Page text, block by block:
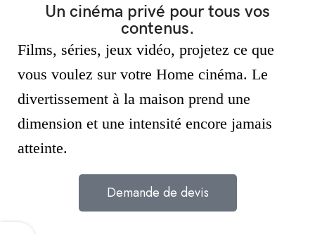
Un cinéma privé pour tous vos
contenus.
Films, séries, jeux vidéo, projetez ce que
vous voulez sur votre Home cinéma. Le
divertissement à la maison prend une
dimension et une intensité encore jamais
atteinte.
Demande de devis